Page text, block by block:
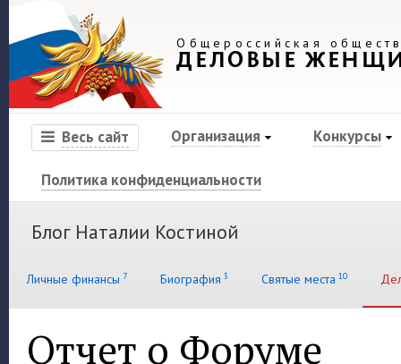
Общероссийская
ДЕЛОВЫЕ
Весь сайт Организация Конкурсы
Политика конфиденциальности
Блог Наталии Костиной
Личные финансы 7 Биография 3 Святые места 10
Отчет о Форуме